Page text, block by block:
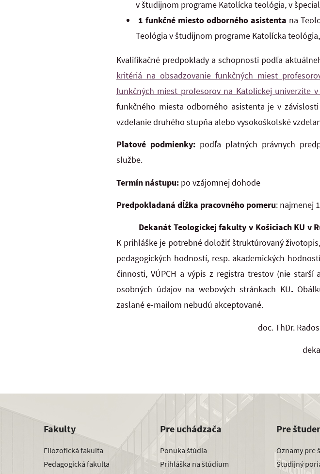
v študijnom programe Katolícka teológia, v
1 funkčné miesto odborného asistenta na
Teológia v študijnom programe Katolícka
Kvalifikačné predpoklady a schopnosti podľa
kritériá na obsadzovanie funkčných miest
funkčných miest profesorov na Katolíckej univerzite v
funkčného miesta odborného asistenta je v
vzdelanie druhého stupňa alebo vysokoškolské
Platové podmienky: podľa platných právnych
službe.
Termín nástupu: po vzájomnej dohode
Predpokladaná dĺžka pracovného pomeru: najmenej
Dekanát Teologickej fakulty v Košiciach KU v
K prihláške je potrebné doložiť štruktúrovaný
pedagogických hodností, resp. akademických
činnosti, VÚPCH a výpis z registra trestov (nie starší
osobných údajov na webových stránkach KU.
zaslané e-mailom nebudú akceptované.
doc. ThDr.
Fakulty
Filozofická fakulta
Pedagogická fakulta
Pre uchádzača
Ponuka štúdia
Prihláška na štúdium
Pre
Oznamy pre
Študijný